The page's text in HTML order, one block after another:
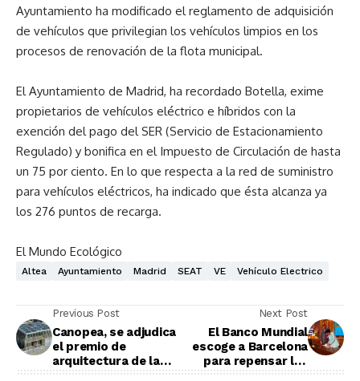
Ayuntamiento ha modificado el reglamento de adquisición
de vehículos que privilegian los vehículos limpios en los
procesos de renovación de la flota municipal.
El Ayuntamiento de Madrid, ha recordado Botella, exime
propietarios de vehículos eléctrico e híbridos con la
exención del pago del SER (Servicio de Estacionamiento
Regulado) y bonifica en el Impuesto de Circulación de hasta
un 75 por ciento. En lo que respecta a la red de suministro
para vehículos eléctricos, ha indicado que ésta alcanza ya
los 276 puntos de recarga.
El Mundo Ecológico
Altea Ayuntamiento Madrid SEAT VE Vehículo Electrico
Previous Post
Canopea, se adjudica
el premio de
arquitectura de la
Next Post
El Banco Mundial
escoge a Barcelona
para repensar las